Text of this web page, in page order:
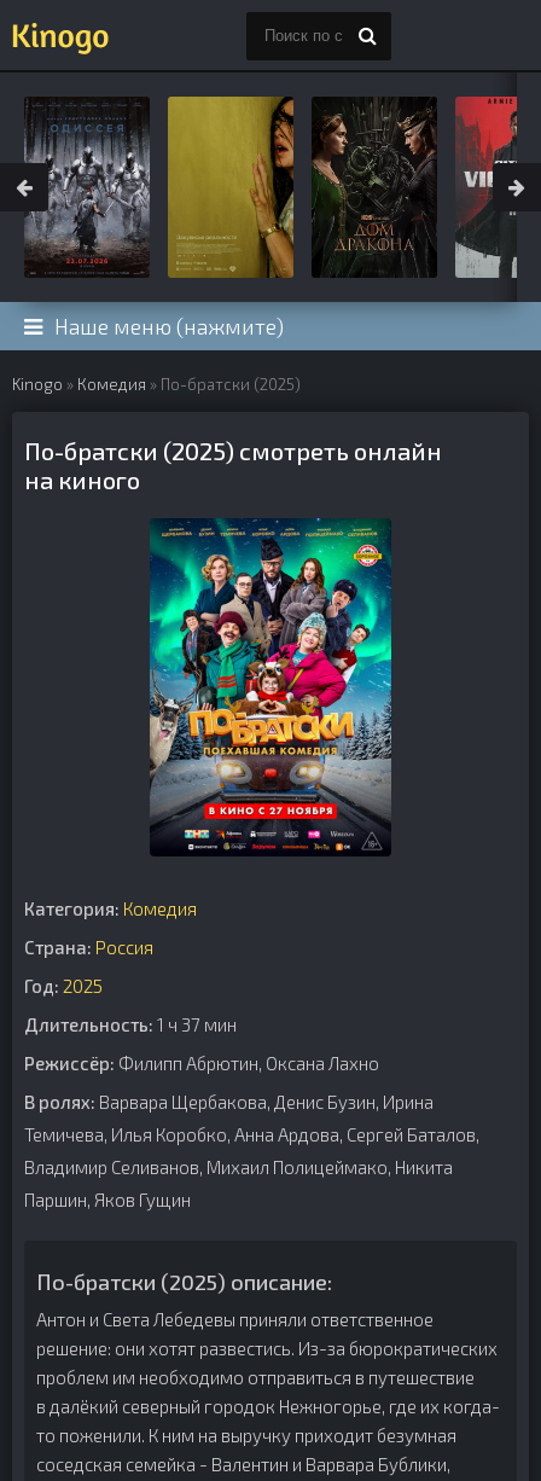
Наше меню (нажмите)
Kinogo » Комедия » По-братски (2025)
По-братски (2025) смотреть онлайн
на киного
Категория: Комедия
Страна: Россия
Год: 2025
Длительность: 1 ч 37 мин
Режиссёр: Филипп Абрютин, Оксана Лахно
В ролях: Варвара Щербакова, Денис Бузин, Ирина
Темичева, Илья Коробко, Анна Ардова, Сергей Баталов,
Владимир Селиванов, Михаил Полицеймако, Никита
Паршин, Яков Гущин
По-братски (2025) описание:
Антон и Света Лебедевы приняли ответственное
решение: они хотят развестись. Из-за бюрократических
проблем им необходимо отправиться в путешествие
в далёкий северный городок Нежногорье, где их когда-
то поженили. К ним на выручку приходит безумная
соседская семейка - Валентин и Варвара Бублики,